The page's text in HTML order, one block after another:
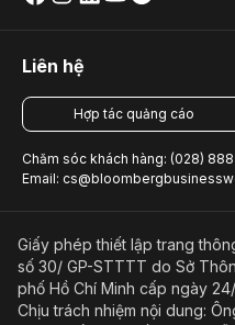
Liên hệ
Hợp tác quảng cáo
Chăm sóc khách hàng: (028)
Email:
Giấy phép thiết lập trang
số 30/ GP-STTTT do Sở
phố Hồ Chí Minh cấp ngày
Chịu trách nhiệm nội dung: